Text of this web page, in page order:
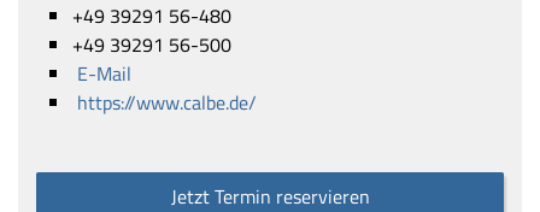
+49 39291 56-480
+49 39291 56-500
E-Mail
https://www.calbe.de/
Jetzt Termin reservieren